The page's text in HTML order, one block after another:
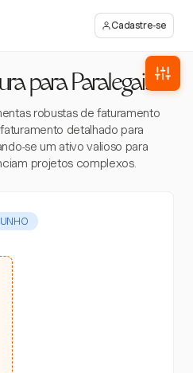
Cadastre-se
para Paralegais
robustas de faturamento
detalhado para
se um ativo valioso para
projetos complexos.